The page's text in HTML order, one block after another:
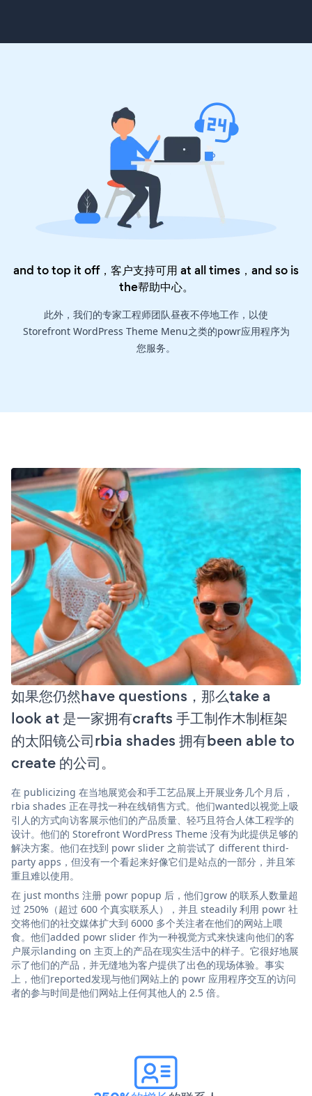
and to top it off，客户支持可用 at all times，and so is
the帮助中心。
此外，我们的专家工程师团队昼夜不停地工作，以使
Storefront WordPress Theme Menu之类的powr应用程序为
您服务。
如果您仍然have questions，那么take a
look at 是一家拥有crafts 手工制作木制框架
的太阳镜公司rbia shades 拥有been able to
create 的公司。
在 publicizing 在当地展览会和手工艺品展上开展业务几个月后，
rbia shades 正在寻找一种在线销售方式。他们wanted以视觉上吸
引人的方式向访客展示他们的产品质量、轻巧且符合人体工程学的
设计。他们的 Storefront WordPress Theme 没有为此提供足够的
解决方案。他们在找到 powr slider 之前尝试了 different third-
party apps，但没有一个看起来好像它们是站点的一部分，并且笨
重且难以使用。
在 just months 注册 powr popup 后，他们grow 的联系人数量超
过 250%（超过 600 个真实联系人），并且 steadily 利用 powr 社
交将他们的社交媒体扩大到 6000 多个关注者在他们的网站上喂
食。他们added powr slider 作为一种视觉方式来快速向他们的客
户展示landing on 主页上的产品在现实生活中的样子。它很好地展
示了他们的产品，并无缝地为客户提供了出色的现场体验。事实
上，他们reported发现与他们网站上的 powr 应用程序交互的访问
者的参与时间是他们网站上任何其他人的 2.5 倍。